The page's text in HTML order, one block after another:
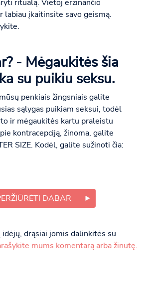
ritualą. Vietoj erzinančio
labiau įkaitinsite savo geismą.
- Mėgaukitės šia
su puikiu seksu.
penkiais žingsniais galite
sąlygas puikiam seksui, todėl
ir mėgaukitės kartu praleistu
kontracepciją, žinoma, galite
SIZE. Kodėl, galite sužinoti čia:
DABAR
drąsiai jomis dalinkitės su
mums komentarą arba žinutę.